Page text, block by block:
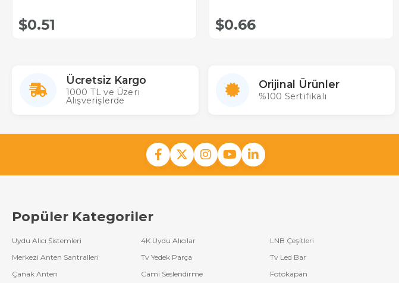
$0.51 $0.66
Ücretsiz Kargo
1000 TL ve Üzeri
Alışverişlerde
Orijinal Ürünler
%100 Sertifikalı
Popüler Kategoriler
Uydu Alıcı Sistemleri 4K Uydu Alıcılar LNB Çeşitleri
Merkezi Anten Santralleri
Tv Yedek Parça Tv Led Bar
Çanak Anten
Cami Seslendirme Fotokapan